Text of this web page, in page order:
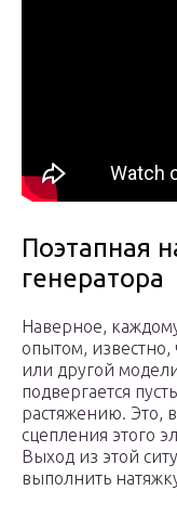
Поэтапная
генератора
Наверное,
опытом, известно,
или другой
подвергается
растяжению. Это,
сцепления этого
Выход из этой
выполнить